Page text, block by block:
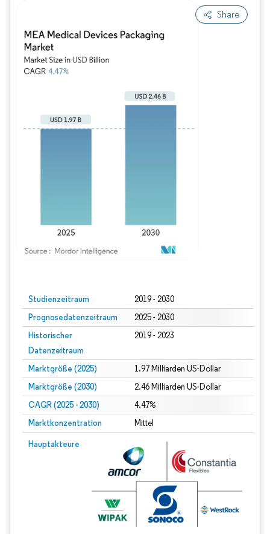
Share
Studienzeitraum 2019 - 2030
Prognosedatenzeitraum 2025 - 2030
Historischer
Datenzeitraum
2019 - 2023
Marktgröße (2025) 1.97 Milliarden US-Dollar
Marktgröße (2030) 2.46 Milliarden US-Dollar
CAGR (2025 - 2030) 4.47%
Marktkonzentration Mittel
Hauptakteure